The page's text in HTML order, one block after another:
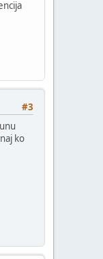
#3
ko